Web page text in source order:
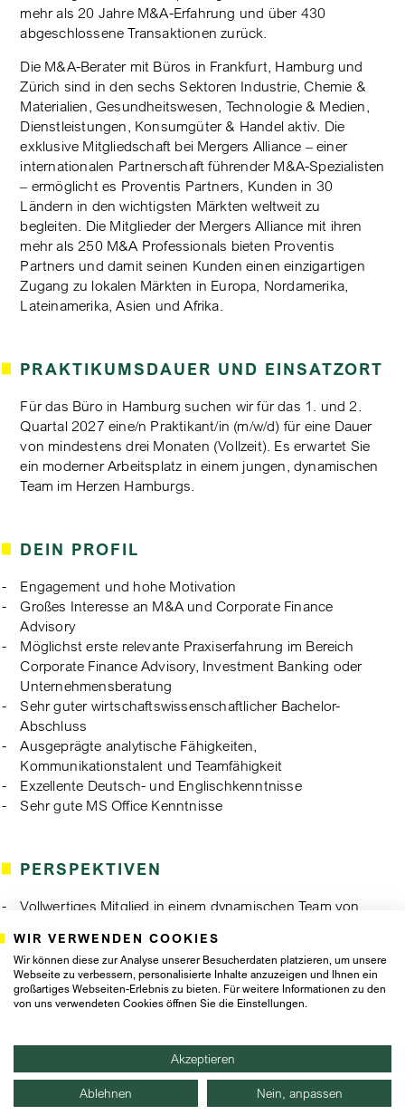
mehr als 20 Jahre M&A-Erfahrung und über 430
abgeschlossene Transaktionen zurück.
Die M&A-Berater mit Büros in Frankfurt, Hamburg und
Zürich sind in den sechs Sektoren Industrie, Chemie &
Materialien, Gesundheitswesen, Technologie & Medien,
Dienstleistungen, Konsumgüter & Handel aktiv. Die
exklusive Mitgliedschaft bei Mergers Alliance – einer
internationalen Partnerschaft führender M&A-Spezialisten
– ermöglicht es Proventis Partners, Kunden in 30
Ländern in den wichtigsten Märkten weltweit zu
begleiten. Die Mitglieder der Mergers Alliance mit ihren
mehr als 250 M&A Professionals bieten Proventis
Partners und damit seinen Kunden einen einzigartigen
Zugang zu lokalen Märkten in Europa, Nordamerika,
Lateinamerika, Asien und Afrika.
PRAKTIKUMSDAUER UND EINSATZORT
Für das Büro in Hamburg suchen wir für das 1. und 2.
Quartal 2027 eine/n Praktikant/in (m/w/d) für eine Dauer
von mindestens drei Monaten (Vollzeit). Es erwartet Sie
ein moderner Arbeitsplatz in einem jungen, dynamischen
Team im Herzen Hamburgs.
DEIN PROFIL
Engagement und hohe Motivation
Großes Interesse an M&A und Corporate Finance
Advisory
Möglichst erste relevante Praxiserfahrung im Bereich
Corporate Finance Advisory, Investment Banking oder
Unternehmensberatung
Sehr guter wirtschaftswissenschaftlicher Bachelor-
Abschluss
Ausgeprägte analytische Fähigkeiten,
Kommunikationstalent und Teamfähigkeit
Exzellente Deutsch- und Englischkenntnisse
Sehr gute MS Office Kenntnisse
PERSPEKTIVEN
Vollwertiges Mitglied in einem dynamischen Team von
Anspruchsvolle und abwechslungsreiche Tätigkeiten bei
M&A-Transaktionen und anderen Corporate Finance
Mandaten
Erstellung von Unternehmensbewertungen,
Investment Memoranden und Präsentationen
Mitarbeit bei der Erstellung und Prüfung von
Finanzierungs- und Transaktionsstrukturen
Durchführung von Primär- und Sekundärrecherchen
WIR VERWENDEN COOKIES
Wir können diese zur Analyse unserer Besucherdaten platzieren, um unsere
Webseite zu verbessern, personalisierte Inhalte anzuzeigen und Ihnen ein
großartiges Webseiten-Erlebnis zu bieten. Für weitere Informationen zu den
von uns verwendeten Cookies öffnen Sie die Einstellungen.
Akzeptieren
Ablehnen Nein, anpassen